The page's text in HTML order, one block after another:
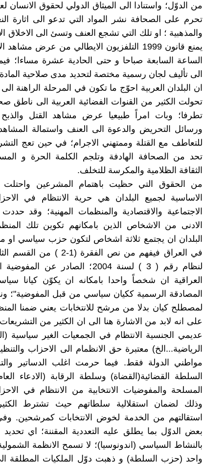
تحرم على الصحافة نشر المواد التي تدعو الى اثارة
والمذهبية ؛ او تلك التي تشجع العنف وتسئ الى الاخلاق
يمنع قانون 1999 التلفزيون الايطالي من عرض
الساعة السابعة صباحا و حتى الحادية عشرة مساءا؛
الى تأليف لجان رسمية مختصة لتحديد مدى صلاحية المادة
ان البلدان العربية احوّج ما تكون في المرحلة الراهنة
تحولت الكثير من القنوات الفضائية العربية الى ناطق
تطرفا؛ وبات امراً طبيعيا عرض مشاهد القتل والذبح
ورسائل التحريض والدعوة الى العنف واستمالة
للتعاطف مع القتلة وممتهني الاجرام؛ في حين تعج
تحد من الصحافة الهادفة وتلجم الكلمة الحرة و
الثقافة الظلامية والمكرسة للتخلف.
من الحقوق التي حظيت باهتمام المشرعين واحتلت
الاساسية لجميع البلدان هي حرية الانتظام في
الاجتماعية والاقتصادية والمنظمات المهنية؛ وقد
الادنى من الاشخاص الذين بامكانهم تكوين تلك
البلدان ان يجتمع ثلاثة اشخاص لتكون حزب سياسي او
في العراق فيفهم من نص
لنظام رقم ( 3 ) لسنة 2004؛ الصادر عن
العراقية ان شخصاً واحدا بامكانه ان يكوّن كيانا
المصادقة الرسمية ككيان سياسي من قبل المفوضية"؛
لمصطلح كيان بدلا من مرشح للانتخابات يعني ضمنا
على انه لابد من الاشارة هنا الى ان الكثير من
عديمي الجنسية الانتظام في الجمعيات الغير سياسية
الرياضية...الخ) معتبرة حق الانظمام الى الاحزاب
مواطني الدولة فقط. فيما حرمت اغلب الدساتير
السلطة القضائية(القضاة) وسلطة الرقابة (الادعاء
المسلحة والمفوضيات الانتخابية من الانتظام في
وذلك لضمان استقلالية سلطاتهم حيث تشترط الكثير
استقالتهم من الخدمة لخوض الانتخابات
بعض الدوّل بما يطلق عليه التعددية المقننة؛ اي
بالنشاط السياسي (اندونوسيا)؛ لا تسمح الانظمة
واحد (حزب السلطة) و ذهبت دوّل الملكيات المطلقة